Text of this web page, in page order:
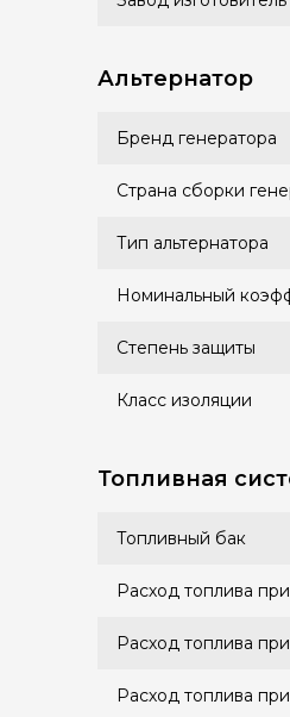
Альтернатор
Бренд генератора
Страна сборки
Тип альтернатора
Номинальный
Степень защиты
Класс изоляции
Топливная
Топливный бак
Расход топлива
Расход топлива
Расход топлива